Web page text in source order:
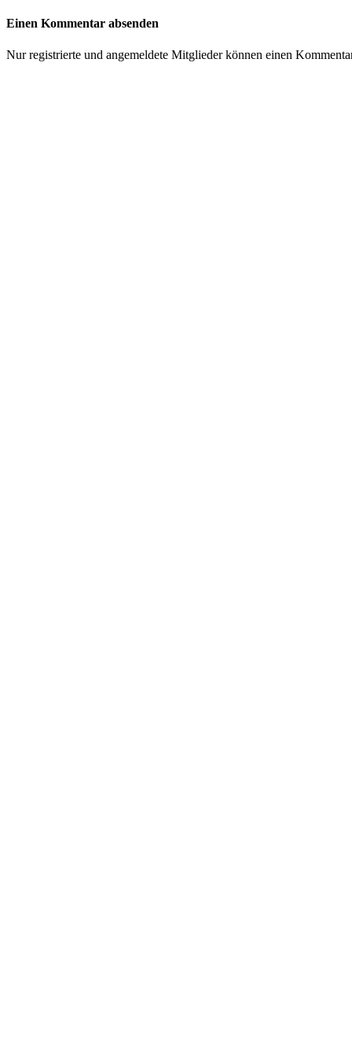
Einen Kommentar absenden
Nur registrierte und angemeldete Mitglieder können einen